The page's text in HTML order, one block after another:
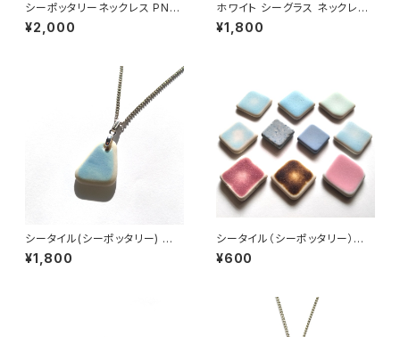
シーポッタリーネックレス PN-1
5
¥2,000
ホワイト シーグラス ネックレス
MN-48
¥1,800
シータイル(シーポッタリー) ネッ
クレス PN-16
¥1,800
シータイル（シーポッタリー）素
材 PS-2
¥600